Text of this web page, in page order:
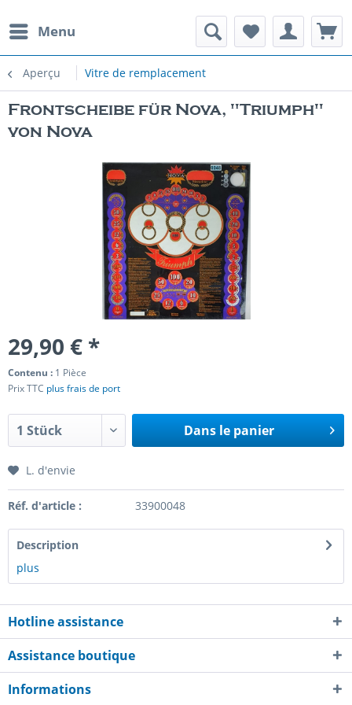
Menu
Aperçu Vitre de remplacement
Frontscheibe für Nova, "Triumph"
von Nova
29,90 € *
Contenu : 1 Pièce
Prix TTC plus frais de port
Dans le panier
L. d'envie
Réf. d'article : 33900048
Description
plus
Hotline assistance
Assistance boutique
Informations